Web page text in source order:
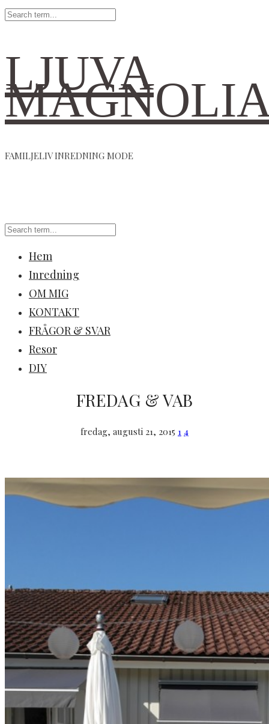
LJUVA
FAMILJELIV INREDNING MODE
Hem
Inredning
OM MIG
KONTAKT
FRÅGOR & SVAR
Resor
DIY
FREDAG & VAB
fredag, augusti 21, 2015 1 4